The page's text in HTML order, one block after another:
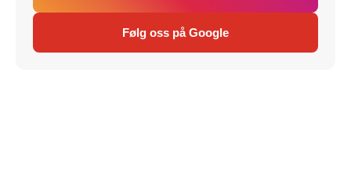
Følg oss på Google